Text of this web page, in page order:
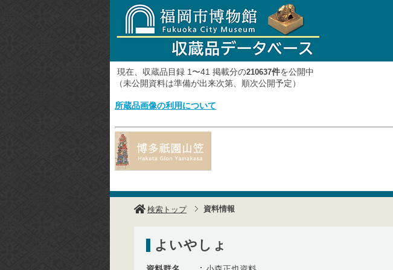
現在、収蔵品目録 1〜41 掲載分の210637件を公開中
（未公開資料は準備が出来次第、順次公開予定）
所蔵品画像の利用について
検索トップ 資料情報
よいやしょ